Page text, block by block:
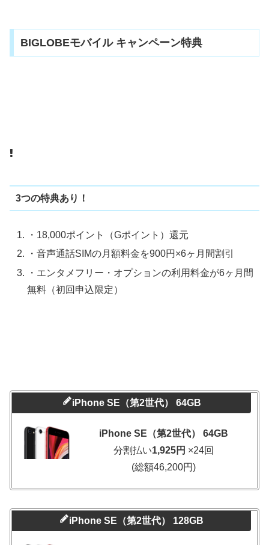
BIGLOBEモバイル キャンペーン特典
3つの特典あり！
・18,000ポイント（Gポイント）還元
・音声通話SIMの月額料金を900円×6ヶ月間割引
・エンタメフリー・オプションの利用料金が6ヶ月間
無料（初回申込限定）
iPhone SE（第2世代） 64GB
iPhone SE（第2世代） 64GB
分割払い1,925円 ×24回
(総額46,200円)
iPhone SE（第2世代） 128GB